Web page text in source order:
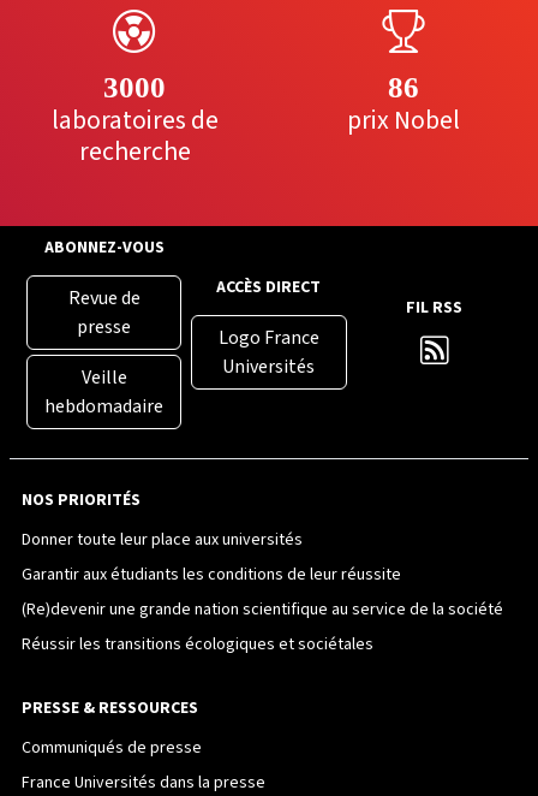
3000
laboratoires de
recherche
86
prix Nobel
ABONNEZ-VOUS
Revue de
presse
Veille
hebdomadaire
ACCÈS DIRECT
Logo France
Universités
FIL RSS
NOS PRIORITÉS
Donner toute leur place aux universités
Garantir aux étudiants les conditions de leur réussite
(Re)devenir une grande nation scientifique au service de la société
Réussir les transitions écologiques et sociétales
PRESSE & RESSOURCES
Communiqués de presse
France Universités dans la presse